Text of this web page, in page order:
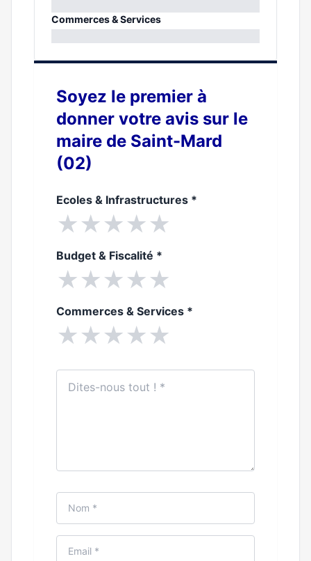
0%
Commerces & Services
Soyez le premier à
donner votre avis sur le
maire de Saint-Mard
(02)
Ecoles & Infrastructures *
★★★★★
Budget & Fiscalité *
★★★★★
Commerces & Services *
★★★★★